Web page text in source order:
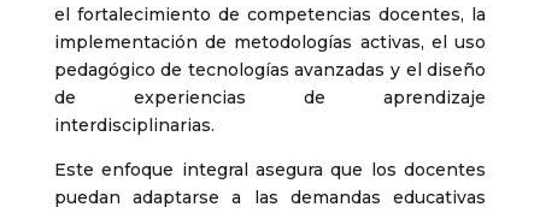
el fortalecimiento de competencias docentes, la
implementación de metodologías activas, el uso
pedagógico de tecnologías avanzadas y el diseño
de experiencias de aprendizaje
interdisciplinarias.
Este enfoque integral asegura que los docentes
puedan adaptarse a las demandas educativas